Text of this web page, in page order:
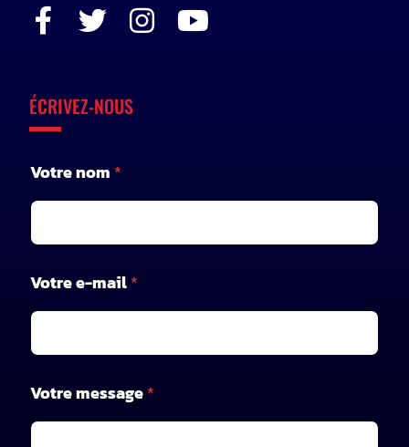
ÉCRIVEZ-NOUS
Votre nom *
Votre e-mail*
o
m
Votre message*